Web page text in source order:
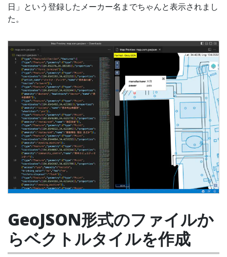
日」という登録したメーカー名までちゃんと表示されまし
た。
GeoJSON形式のファイルか
らベクトルタイルを作成